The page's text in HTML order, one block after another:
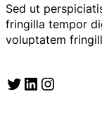
Sed ut
fringilla tempor
voluptatem
Twitter LinkedIn Instagram